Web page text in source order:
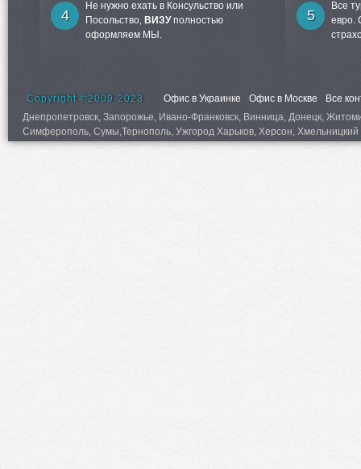
4
Не нужно ехать в Консульство или
Посольство, ВИЗУполностью
оформляем МЫ.
5
Все
евро.
Copyright ©2009-2023 Офис в Украинке Офис в Москве
Все
Днепропетровск, Запорожье, Ивано-Франковск, Винница, Донецк,
Симферополь, Сумы,Тернополь, Ужгород Харьков, Херсон,